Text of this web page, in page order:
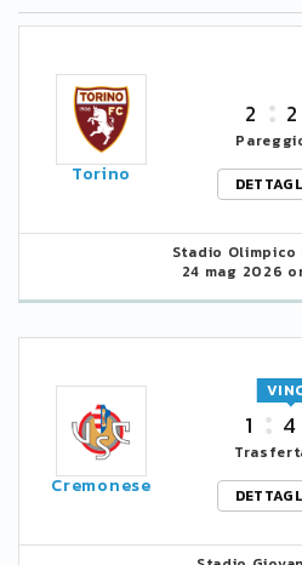
Torino
2 2
Stadio Olimpico
24 mag 2026
Cremonese
1 4